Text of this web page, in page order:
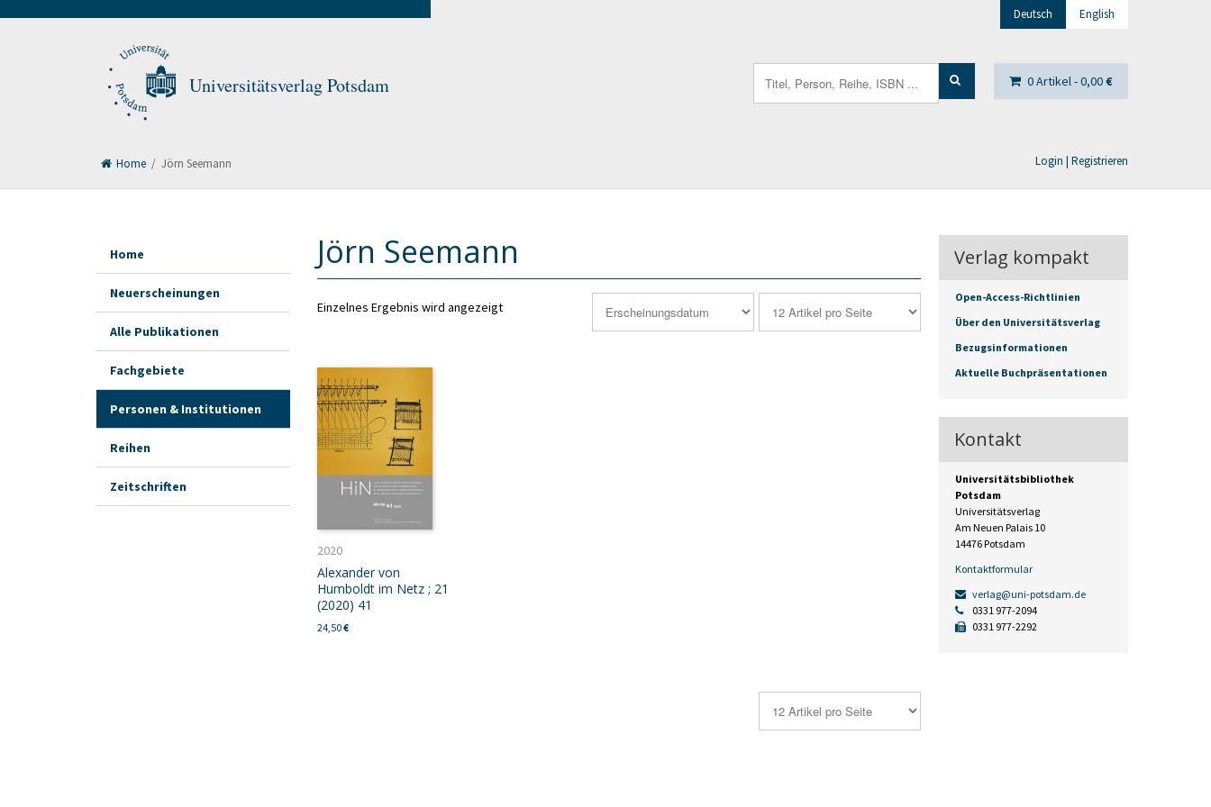
Universitätsverlag Potsdam
Deutsch English
0 Artikel -0,00€
Login | Registrieren
for:
Home / Jörn Seemann
Jörn Seemann
Einzelnes Ergebnis wird angezeigt
2020
Alexander von
Humboldt im Netz ; 21
(2020) 41
24,50€
Home
Neuerscheinungen
Alle Publikationen
Fachgebiete
Personen & Institutionen
Reihen
Zeitschriften
Verlag kompakt
Open-Access-Richtlinien
Über den Universitätsverlag
Bezugsinformationen
Aktuelle Buchpräsentationen
Kontakt
Universitätsbibliothek
Potsdam
Universitätsverlag
Am Neuen Palais 10
14476 Potsdam
Kontaktformular
verlag@uni-potsdam.de
0331 977-2094
0331 977-2292